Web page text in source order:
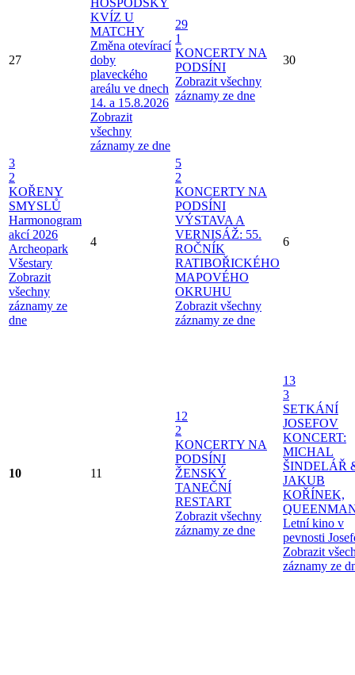
27
KVÍZ U
MATCHY
Změna otevírací
doby
plaveckého
areálu ve dnech
14. a 15.8.2026
Zobrazit
všechny
záznamy ze dne
29
1
KONCERTY NA
PODSÍNI
Zobrazit všechny
záznamy ze dne
30
3
2
KOŘENY
SMYSLŮ
Harmonogram
akcí 2026
Archeopark
Všestary
Zobrazit
všechny
záznamy ze
dne
4
5
2
KONCERTY NA
PODSÍNI
VÝSTAVA A
VERNISÁŽ: 55.
ROČNÍK
RATIBOŘICKÉHO
MAPOVÉHO
OKRUHU
Zobrazit všechny
záznamy ze dne
6
10 11
12
2
KONCERTY NA
PODSÍNI
ŽENSKÝ
TANEČNÍ
RESTART
Zobrazit všechny
záznamy ze dne
13
3
SETKÁNÍ
JOSEFOV
KONCERT:
MICHAL
ŠINDELÁŘ
JAKUB
KOŘÍNEK,
Letní kino v
pevnosti
Zobrazit
záznamy ze